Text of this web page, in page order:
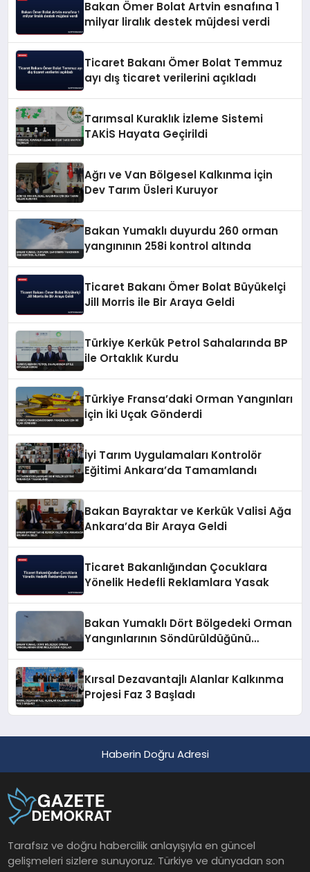
Bakan Ömer Bolat Artvin esnafına 1
milyar liralık destek müjdesi verdi
Ticaret Bakanı Ömer Bolat Temmuz
ayı dış ticaret verilerini açıkladı
Tarımsal Kuraklık İzleme Sistemi
TAKİS Hayata Geçirildi
Ağrı ve Van Bölgesel Kalkınma İçin
Dev Tarım Üsleri Kuruyor
Bakan Yumaklı duyurdu 260 orman
yangınının 258i kontrol altında
Ticaret Bakanı Ömer Bolat Büyükelçi
Jill Morris ile Bir Araya Geldi
Türkiye Kerkük Petrol Sahalarında BP
ile Ortaklık Kurdu
Türkiye Fransa’daki Orman Yangınları
İçin İki Uçak Gönderdi
İyi Tarım Uygulamaları Kontrolör
Eğitimi Ankara’da Tamamlandı
Bakan Bayraktar ve Kerkük Valisi Ağa
Ankara’da Bir Araya Geldi
Ticaret Bakanlığından Çocuklara
Yönelik Hedefli Reklamlara Yasak
Bakan Yumaklı Dört Bölgedeki Orman
Yangınlarının Söndürüldüğünü
Kırsal Dezavantajlı Alanlar Kalkınma
Projesi Faz 3 Başladı
Haberin Doğru Adresi
Tarafsız ve doğru habercilik anlayışıyla en güncel
gelişmeleri sizlere sunuyoruz. Türkiye ve dünyadan son